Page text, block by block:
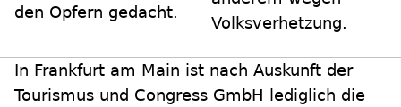
den Opfern gedacht.
Volksverhetzung.
In Frankfurt am Main ist nach Auskunft der
Tourismus und Congress GmbH lediglich die